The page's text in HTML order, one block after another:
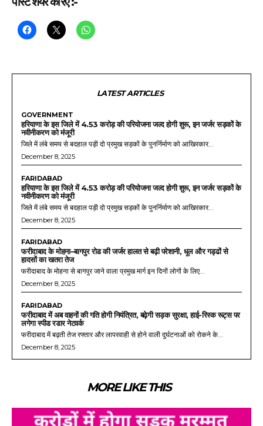
LATEST ARTICLES
GOVERNMENT
हरियाणा के इस जिले में 4.53 करोड़ की परियोजना जल्द होगी शुरू, इन जर्जर सड़कों के
नवीनीकरण को मंजूरी
जिले में लंबे समय से बदहाल पड़ी दो प्रमुख सड़कों के पुनर्निर्माण को आखिरकार...
December 8, 2025
FARIDABAD
हरियाणा के इस जिले में 4.53 करोड़ की परियोजना जल्द होगी शुरू, इन जर्जर सड़कों के
नवीनीकरण को मंजूरी
जिले में लंबे समय से बदहाल पड़ी दो प्रमुख सड़कों के पुनर्निर्माण को आखिरकार...
December 8, 2025
FARIDABAD
फरीदाबाद के मोहना–बागपुर रोड की जर्जर हालत से बढ़ी परेशानी, धूल और गड्ढों से
हादसों का खतरा तेज
फरीदाबाद के मोहना से बागपुर जाने वाला प्रमुख मार्ग इन दिनों लोगों के लिए...
December 8, 2025
FARIDABAD
फरीदाबाद में अब वाहनों की गति होगी नियंत्रित, बढ़ेगी सड़क सुरक्षा, हाई-रिस्क रूट्स पर
लगेगा स्पीड रडार नेटवर्क
फरीदाबाद में बढ़ती तेज रफ्तार और लापरवाही से होने वाली दुर्घटनाओं को रोकने के...
December 8, 2025
MORE LIKE THIS